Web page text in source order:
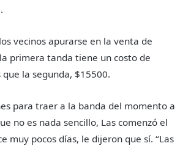
vecinos apurarse en la venta de
primera tanda tiene un costo de
la segunda, $15500.
para traer a la banda del momento a
no es nada sencillo, Las comenzó el
muy pocos días, le dijeron que sí. “Las